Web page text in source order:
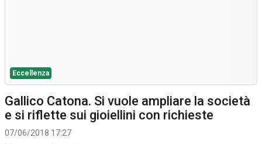
Eccellenza
Gallico Catona. Si vuole ampliare la società
e si riflette sui gioiellini con richieste
07/06/2018 17:27